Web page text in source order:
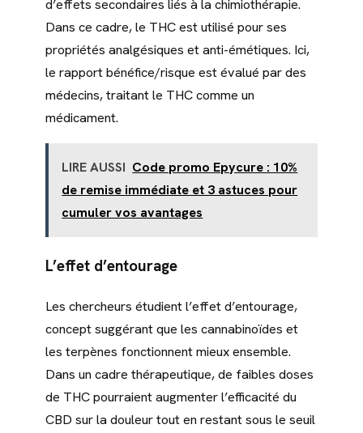
d’effets secondaires liés à la chimiothérapie.
Dans ce cadre, le THC est utilisé pour ses
propriétés analgésiques et anti-émétiques. Ici,
le rapport bénéfice/risque est évalué par des
médecins, traitant le THC comme un
médicament.
LIRE AUSSI Code promo Epycure : 10%
de remise immédiate et 3 astuces pour
cumuler vos avantages
L’effet d’entourage
Les chercheurs étudient l’effet d’entourage,
concept suggérant que les cannabinoïdes et
les terpènes fonctionnent mieux ensemble.
Dans un cadre thérapeutique, de faibles doses
de THC pourraient augmenter l’efficacité du
CBD sur la douleur tout en restant sous le seuil